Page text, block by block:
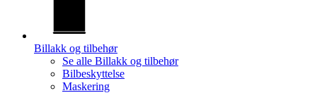
Billakk og tilbehør
Se alle Billakk og tilbehør
Bilbeskyttelse
Maskering